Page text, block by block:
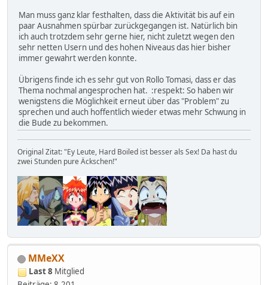
Man muss ganz klar festhalten, dass die Aktivität bis auf ein
paar Ausnahmen spürbar zurückgegangen ist. Natürlich bin
ich auch trotzdem sehr gerne hier, nicht zuletzt wegen den
sehr netten Usern und des hohen Niveaus das hier bisher
immer gewahrt werden konnte.
Übrigens finde ich es sehr gut von Rollo Tomasi, dass er das
Thema nochmal angesprochen hat. :respekt: So haben wir
wenigstens die Möglichkeit erneut über das "Problem" zu
sprechen und auch hoffentlich wieder etwas mehr Schwung in
die Bude zu bekommen.
Original Zitat: "Ey Leute, Hard Boiled ist besser als Sex! Da hast du
zwei Stunden pure Äckschen!"
MMeXX
Last 8 Mitglied